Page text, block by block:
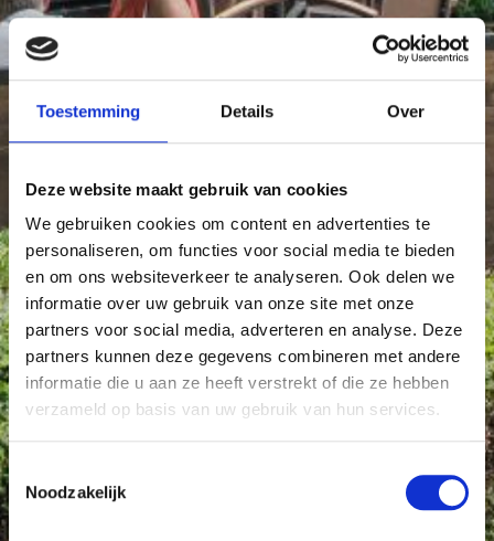
Toestemming Details Over
Deze website maakt gebruik van cookies
We gebruiken cookies om content en advertenties te
personaliseren, om functies voor social media te bieden
en om ons websiteverkeer te analyseren. Ook delen we
informatie over uw gebruik van onze site met onze
partners voor social media, adverteren en analyse. Deze
partners kunnen deze gegevens combineren met andere
informatie die u aan ze heeft verstrekt of die ze hebben
verzameld op basis van uw gebruik van hun services.
Toestemmingsselectie
Noodzakelijk